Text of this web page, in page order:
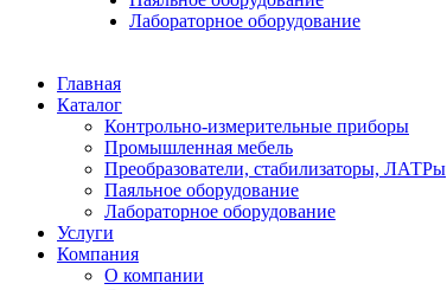
Лабораторное оборудование
Главная
Каталог
Контрольно-измерительные приборы
Промышленная мебель
Преобразователи, стабилизаторы, ЛАТРы
Паяльное оборудование
Лабораторное оборудование
Услуги
Компания
О компании